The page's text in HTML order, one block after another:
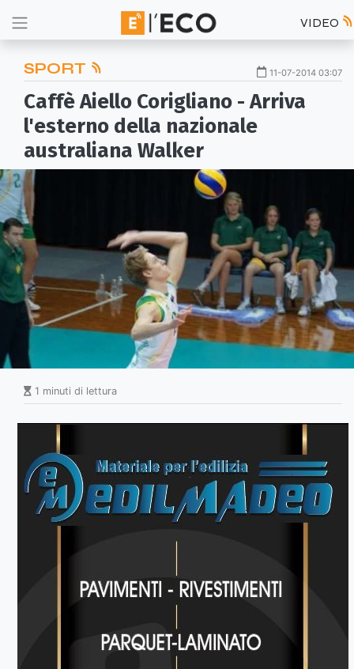
VIDEO
SPORT 11-07-2014 03:07
Caffè Aiello Corigliano - Arriva
l'esterno della nazionale
australiana Walker
1 minuti di lettura